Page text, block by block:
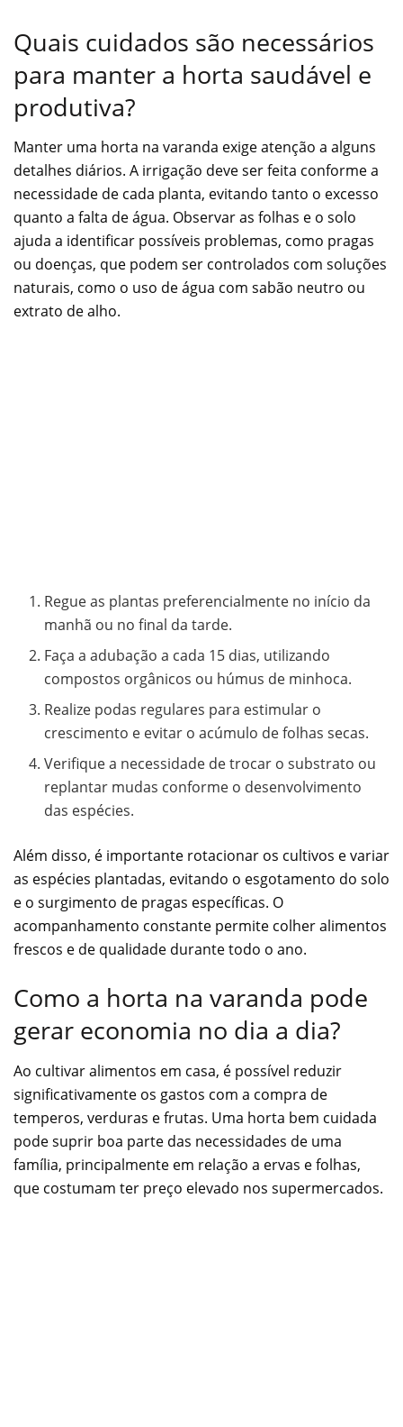
Quais cuidados são necessários
para manter a horta saudável e
produtiva?
Manter uma horta na varanda exige atenção a alguns
detalhes diários. A irrigação deve ser feita conforme a
necessidade de cada planta, evitando tanto o excesso
quanto a falta de água. Observar as folhas e o solo
ajuda a identificar possíveis problemas, como pragas
ou doenças, que podem ser controlados com soluções
naturais, como o uso de água com sabão neutro ou
extrato de alho.
Regue as plantas preferencialmente no início da
manhã ou no final da tarde.
Faça a adubação a cada 15 dias, utilizando
compostos orgânicos ou húmus de minhoca.
Realize podas regulares para estimular o
crescimento e evitar o acúmulo de folhas secas.
Verifique a necessidade de trocar o substrato ou
replantar mudas conforme o desenvolvimento
das espécies.
Além disso, é importante rotacionar os cultivos e variar
as espécies plantadas, evitando o esgotamento do solo
e o surgimento de pragas específicas. O
acompanhamento constante permite colher alimentos
frescos e de qualidade durante todo o ano.
Como a horta na varanda pode
gerar economia no dia a dia?
Ao cultivar alimentos em casa, é possível reduzir
significativamente os gastos com a compra de
temperos, verduras e frutas. Uma horta bem cuidada
pode suprir boa parte das necessidades de uma
família, principalmente em relação a ervas e folhas,
que costumam ter preço elevado nos supermercados.